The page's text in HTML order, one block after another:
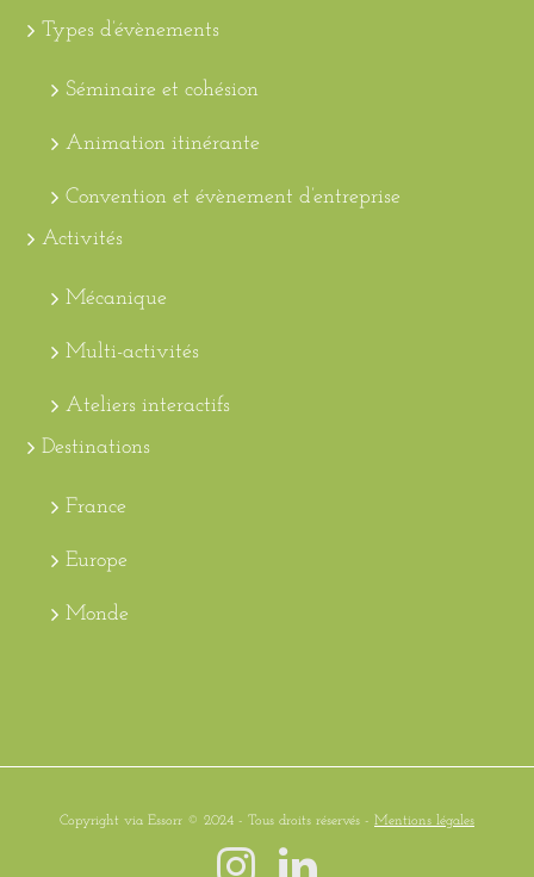
Types d’évènements
Séminaire et cohésion
Animation itinérante
Convention et évènement d’entreprise
Activités
Mécanique
Multi-activités
Ateliers interactifs
Destinations
France
Europe
Monde
Copyright via Essorr © 2024 - Tous droits réservés - Mentions légales
Instagram
LinkedIn